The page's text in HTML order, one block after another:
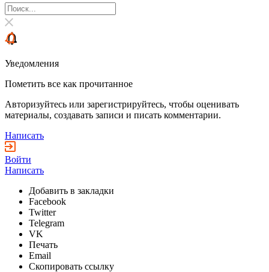
Уведомления
Пометить все как прочитанное
Авторизуйтесь или зарегистрируйтесь, чтобы оценивать
материалы, создавать записи и писать комментарии.
Написать
Войти
Написать
Добавить в закладки
Facebook
Twitter
Telegram
VK
Печать
Email
Скопировать ссылку